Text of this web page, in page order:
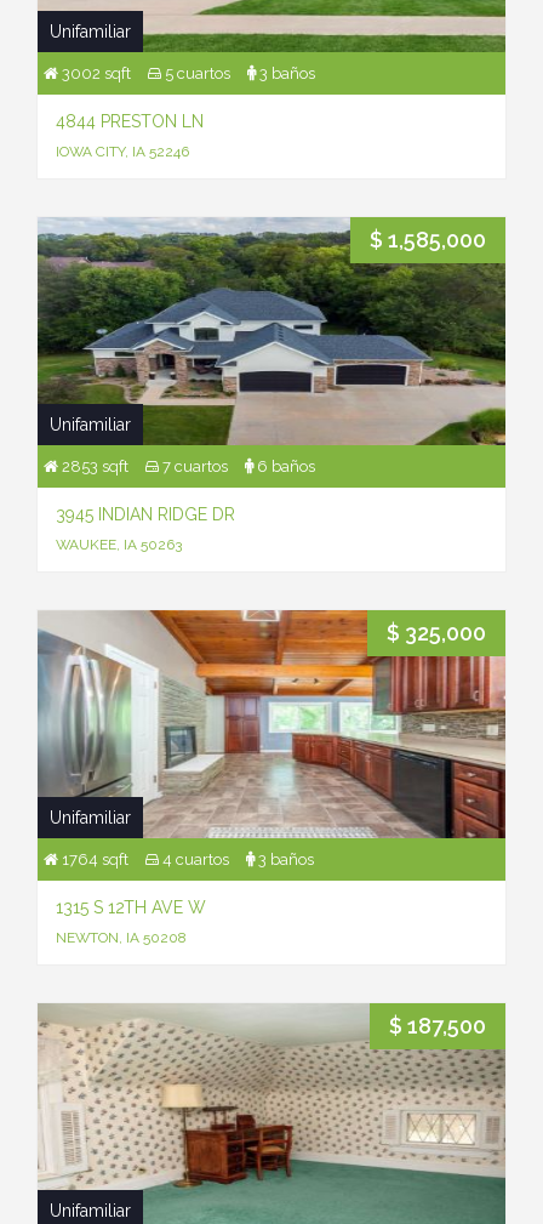
Unifamiliar
3002 sqft 5 cuartos 3 baños
4844 PRESTON LN
IOWA CITY, IA 52246
$ 1,585,000
Unifamiliar
2853 sqft 7 cuartos 6 baños
3945 INDIAN RIDGE DR
WAUKEE, IA 50263
$ 325,000
Unifamiliar
1764 sqft 4 cuartos 3 baños
1315 S 12TH AVE W
NEWTON, IA 50208
$ 187,500
Unifamiliar